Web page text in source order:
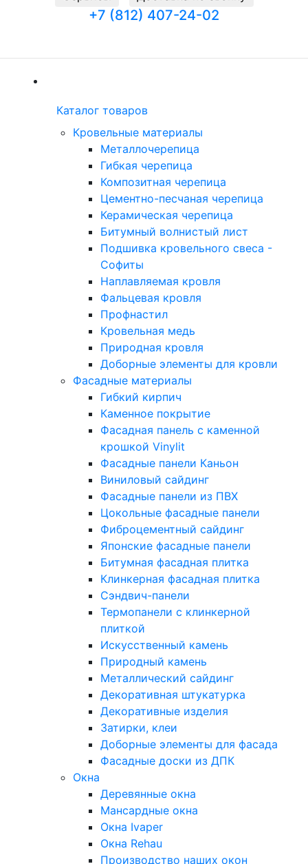
+7 (812) 407-24-02
Каталог товаров
Кровельные материалы
Металлочерепица
Гибкая черепица
Композитная черепица
Цементно-песчаная черепица
Керамическая черепица
Битумный волнистый лист
Подшивка кровельного свеса -
Софиты
Наплавляемая кровля
Фальцевая кровля
Профнастил
Кровельная медь
Природная кровля
Доборные элементы для кровли
Фасадные материалы
Гибкий кирпич
Каменное покрытие
Фасадная панель с каменной
крошкой Vinylit
Фасадные панели Каньон
Виниловый сайдинг
Фасадные панели из ПВХ
Цокольные фасадные панели
Фиброцементный сайдинг
Японские фасадные панели
Битумная фасадная плитка
Клинкерная фасадная плитка
Сэндвич-панели
Термопанели с клинкерной
плиткой
Искусственный камень
Природный камень
Металлический сайдинг
Декоративная штукатурка
Декоративные изделия
Затирки, клеи
Доборные элементы для фасада
Фасадные доски из ДПК
Окна
Деревянные окна
Мансардные окна
Окна Ivaper
Окна Rehau
Производство наших окон